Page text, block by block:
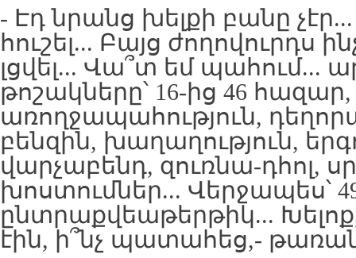
- Էդ նրանց խելքի բանը
հուշել... Բայց ժողովուրդս
լցվել... Վա՞տ եմ պահում...
թոշակները՝ 16-ից 46
առողջապահություն,
բենզին, խաղաղություն,
վարչաբենդ, զուռնա-դհոլ,
խոստումներ... Վերջապես՝
ընտրաքվեաթերթիկ...
էին, ի՞նչ պատահեց,-